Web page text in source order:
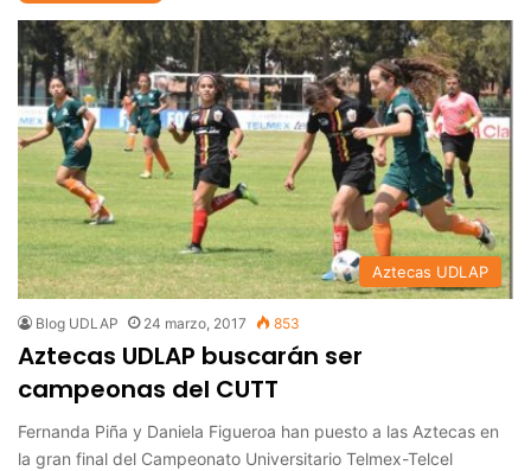
Aztecas UDLAP
Blog UDLAP 24 marzo, 2017 853
Aztecas UDLAP buscarán ser
campeonas del CUTT
Fernanda Piña y Daniela Figueroa han puesto a las Aztecas en
la gran final del Campeonato Universitario Telmex-Telcel